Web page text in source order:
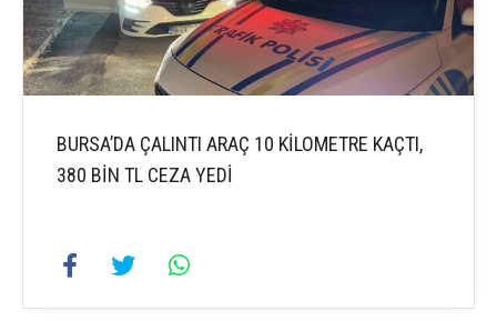
BURSA’DA ÇALINTI ARAÇ 10 KİLOMETRE KAÇTI,
380 BİN TL CEZA YEDİ